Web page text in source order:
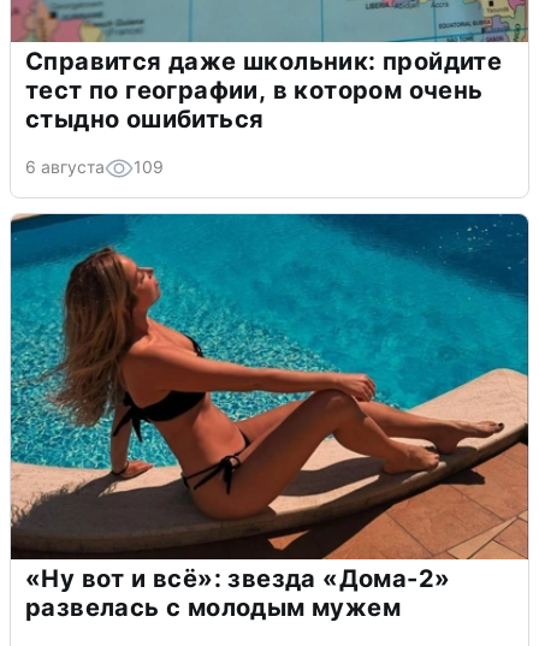
Справится даже школьник: пройдите
тест по географии, в котором очень
стыдно ошибиться
6 августа 109
«Ну вот и всё»: звезда «Дома-2»
развелась с молодым мужем